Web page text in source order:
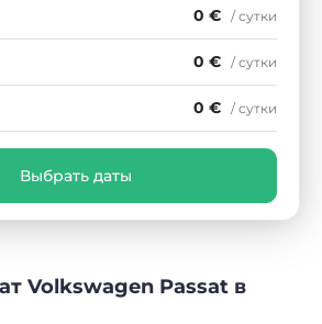
0 € / сутки
0 € / сутки
0 € / сутки
Выбрать даты
Volkswagen Passat в